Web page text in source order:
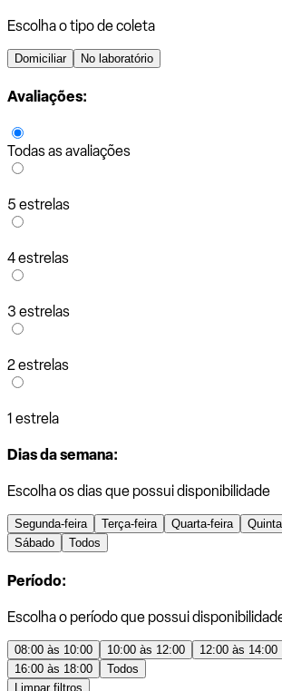
Escolha o tipo de coleta
Domiciliar No laboratório
Avaliações:
Todas as avaliações
5 estrelas
4 estrelas
3 estrelas
2 estrelas
1 estrela
Dias da semana:
Escolha os dias que possui disponibilidade
Segunda-feira Terça-feira Quarta-feira
Sábado
Todos
Período:
Escolha o período que possui
08:00 às 10:00 10:00 às 12:00 12:00 às 14:00
16:00 às 18:00
Todos
Limpar filtros